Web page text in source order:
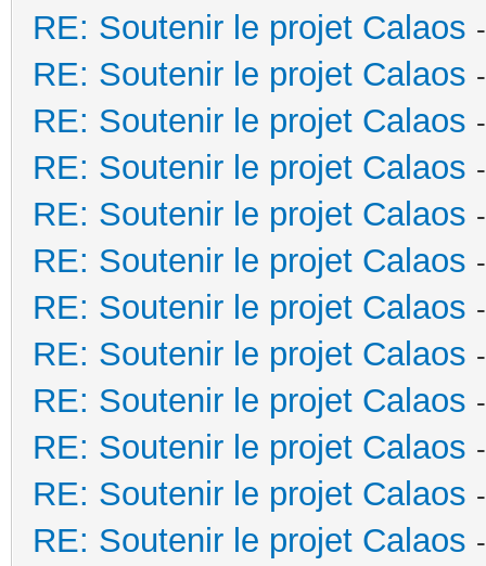
RE: Soutenir le projet Calaos
RE: Soutenir le projet Calaos
RE: Soutenir le projet Calaos
RE: Soutenir le projet Calaos
RE: Soutenir le projet Calaos
RE: Soutenir le projet Calaos
RE: Soutenir le projet Calaos
RE: Soutenir le projet Calaos
RE: Soutenir le projet Calaos
RE: Soutenir le projet Calaos
RE: Soutenir le projet Calaos
RE: Soutenir le projet Calaos